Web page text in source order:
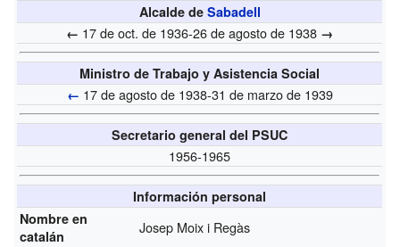
Alcalde de Sabadell
← 17 de oct. de 1936-26 de agosto de 1938 →
Ministro de Trabajo y Asistencia Social
← 17 de agosto de 1938-31 de marzo de 1939
Secretario general del PSUC
1956-1965
Información personal
Nombre en
catalán
Josep Moix i Regàs